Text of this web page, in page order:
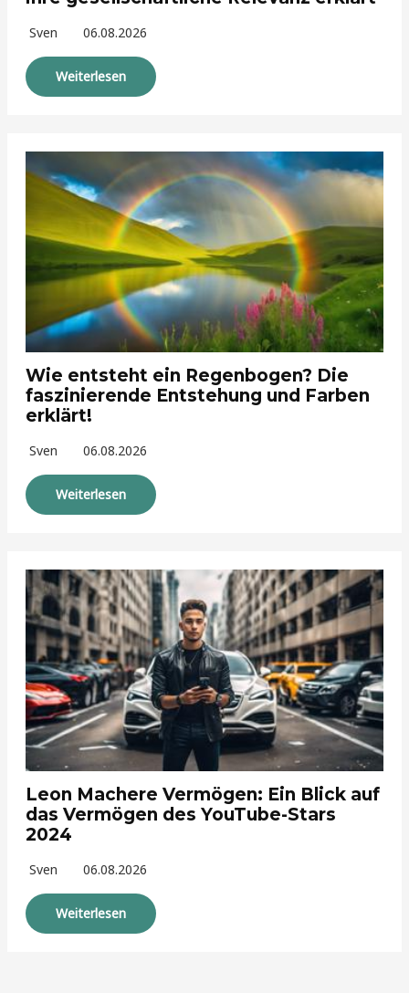
Sven 06.08.2026
Weiterlesen
Wie entsteht ein Regenbogen? Die
faszinierende Entstehung und Farben
erklärt!
Sven 06.08.2026
Weiterlesen
Leon Machere Vermögen: Ein Blick auf
das Vermögen des YouTube-Stars
2024
Sven 06.08.2026
Weiterlesen